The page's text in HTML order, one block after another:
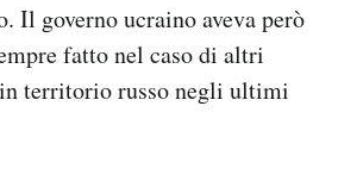
Il governo ucraino aveva però
fatto nel caso di altri
territorio russo negli ultimi